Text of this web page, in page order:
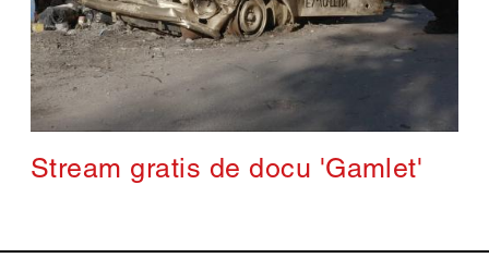
Stream gratis de docu 'Gamlet'